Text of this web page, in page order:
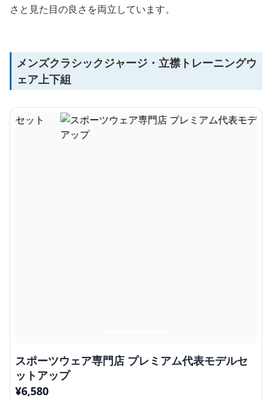
さと見た目の良さを両立しています。
メンズクラシックジャージ・立襟トレーニングウ
ェア上下組
スポーツウェア専門店 プレミアム代表モデルセ
ットアップ
¥6,580